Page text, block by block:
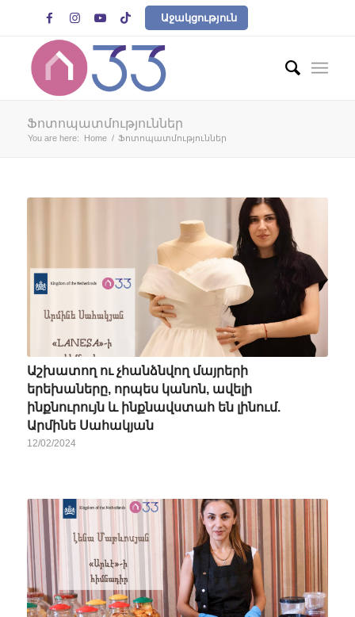
    Աջակցություն
Ֆոտոպատմություններ
You are here: Home / Ֆոտոպատմություններ
Աշխատող ու չհանձնվող մայրերի
երեխաները, որպես կանոն, ավելի
ինքնուրույն և ինքնավստահ են լինում.
Արմինե Սահակյան
12/02/2024